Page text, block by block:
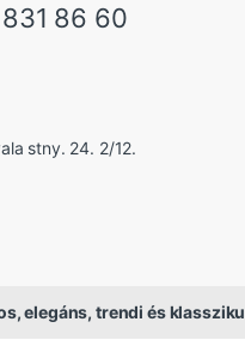
86 60
stny. 24. 2/12.
elegáns, trendi és